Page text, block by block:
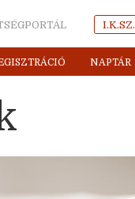
I.K.SZ.
NAPTÁR